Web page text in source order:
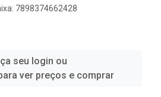
7898374662428
seu login ou
ver preços e comprar